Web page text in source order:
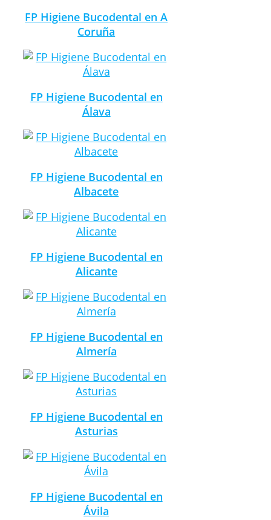
FP Higiene Bucodental en A
Coruña
FP Higiene Bucodental en
Álava
FP Higiene Bucodental en
Albacete
FP Higiene Bucodental en
Alicante
FP Higiene Bucodental en
Almería
FP Higiene Bucodental en
Asturias
FP Higiene Bucodental en
Ávila